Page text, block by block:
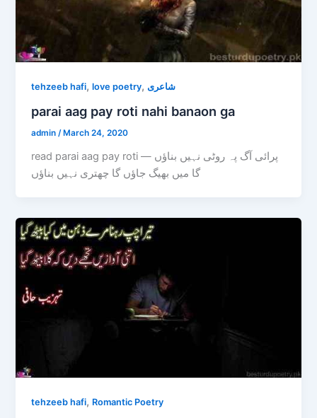
tehzeeb hafi,love poetry,شاعری
parai aag pay roti nahi banaon ga
admin/March 24, 2020
read parai aag pay roti — پرائی آگ پہ روٹی نہیں بناؤں
گا میں بھیگ جاؤں گا چھتری نہیں بناؤں
tehzeeb hafi, Romantic Poetry